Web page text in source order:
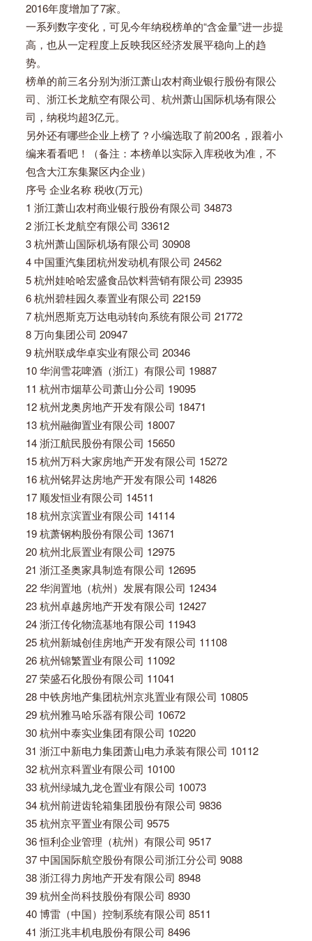
2016年度增加了7家。
一系列数字变化，可见今年纳税榜单的“含金量”进一步提
高，也从一定程度上反映我区经济发展平稳向上的趋
势。
榜单的前三名分别为浙江萧山农村商业银行股份有限公
司、浙江长龙航空有限公司、杭州萧山国际机场有限公
司，纳税均超3亿元。
另外还有哪些企业上榜了？小编选取了前200名，跟着小
编来看看吧！（备注：本榜单以实际入库税收为准，不
包含大江东集聚区内企业）
序号 企业名称 税收(万元)
1 浙江萧山农村商业银行股份有限公司 34873
2 浙江长龙航空有限公司 33612
3 杭州萧山国际机场有限公司 30908
4 中国重汽集团杭州发动机有限公司 24562
5 杭州娃哈哈宏盛食品饮料营销有限公司 23935
6 杭州碧桂园久泰置业有限公司 22159
7 杭州恩斯克万达电动转向系统有限公司 21772
8 万向集团公司 20947
9 杭州联成华卓实业有限公司 20346
10 华润雪花啤酒（浙江）有限公司 19887
11 杭州市烟草公司萧山分公司 19095
12 杭州龙奥房地产开发有限公司 18471
13 杭州融御置业有限公司 18007
14 浙江航民股份有限公司 15650
15 杭州万科大家房地产开发有限公司 15272
16 杭州铭昇达房地产开发有限公司 14826
17 顺发恒业有限公司 14511
18 杭州京滨置业有限公司 14114
19 杭萧钢构股份有限公司 13671
20 杭州北辰置业有限公司 12975
21 浙江圣奥家具制造有限公司 12695
22 华润置地（杭州）发展有限公司 12434
23 杭州卓越房地产开发有限公司 12427
24 浙江传化物流基地有限公司 11943
25 杭州新城创佳房地产开发有限公司 11108
26 杭州锦繁置业有限公司 11092
27 荣盛石化股份有限公司 11041
28 中铁房地产集团杭州京兆置业有限公司 10805
29 杭州雅马哈乐器有限公司 10672
30 杭州中泰实业集团有限公司 10220
31 浙江中新电力集团萧山电力承装有限公司 10112
32 杭州京科置业有限公司 10100
33 杭州绿城九龙仓置业有限公司 10073
34 杭州前进齿轮箱集团股份有限公司 9836
35 杭州京平置业有限公司 9575
36 恒利企业管理（杭州）有限公司 9517
37 中国国际航空股份有限公司浙江分公司 9088
38 浙江得力房地产开发有限公司 8948
39 杭州全尚科技股份有限公司 8930
40 博雷（中国）控制系统有限公司 8511
41 浙江兆丰机电股份有限公司 8496